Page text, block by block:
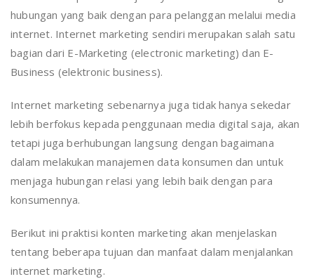
hubungan yang baik dengan para pelanggan melalui media
internet. Internet marketing sendiri merupakan salah satu
bagian dari E-Marketing (electronic marketing) dan E-
Business (elektronic business).
Internet marketing sebenarnya juga tidak hanya sekedar
lebih berfokus kepada penggunaan media digital saja, akan
tetapi juga berhubungan langsung dengan bagaimana
dalam melakukan manajemen data konsumen dan untuk
menjaga hubungan relasi yang lebih baik dengan para
konsumennya.
Berikut ini praktisi konten marketing akan menjelaskan
tentang beberapa tujuan dan manfaat dalam menjalankan
internet marketing.